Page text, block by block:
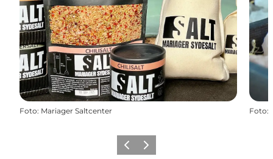
Foto: Mariager Saltcenter Foto:
Vorherige Folie
Nächste Folie